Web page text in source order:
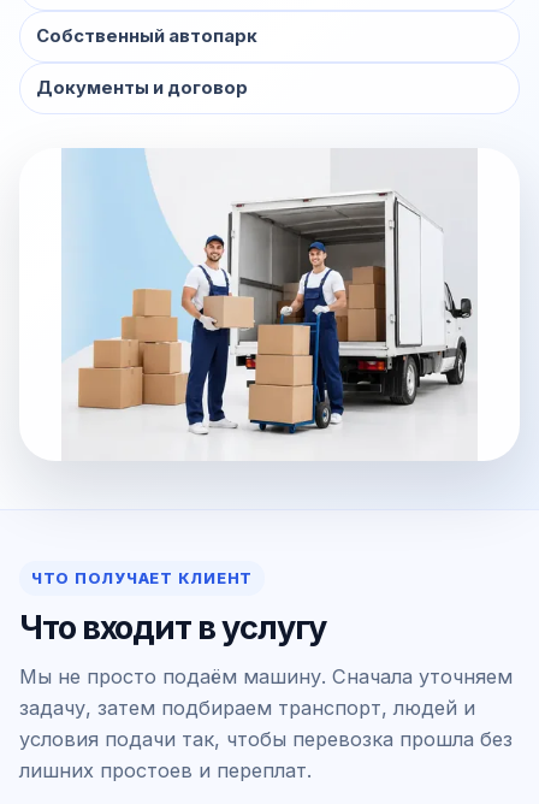
Собственный автопарк
Документы и договор
ЧТО ПОЛУЧАЕТ КЛИЕНТ
Что входит в услугу
Мы не просто подаём машину. Сначала уточняем
задачу, затем подбираем транспорт, людей и
условия подачи так, чтобы перевозка прошла без
лишних простоев и переплат.